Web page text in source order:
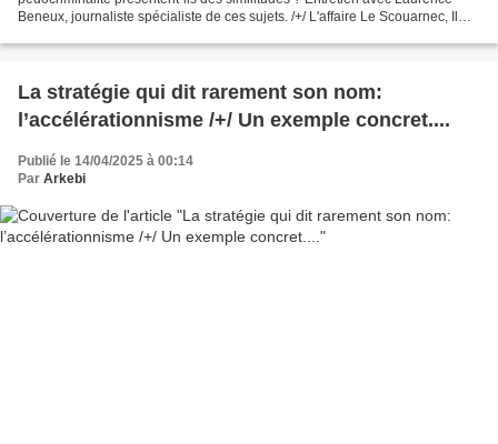
Beneux, journaliste spécialiste de ces sujets. /+/ L'affaire Le Scouarnec, Il
La stratégie qui dit rarement son nom:
l’accélérationnisme /+/ Un exemple concret....
Publié le 14/04/2025 à 00:14
Par Arkebi